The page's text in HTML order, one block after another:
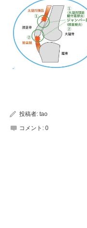
投稿者: tao
コメント: 0